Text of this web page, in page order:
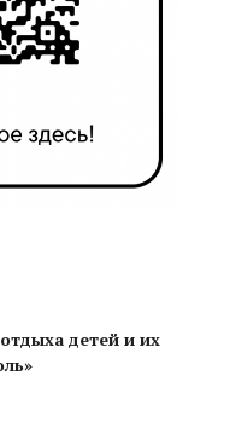
детей и их